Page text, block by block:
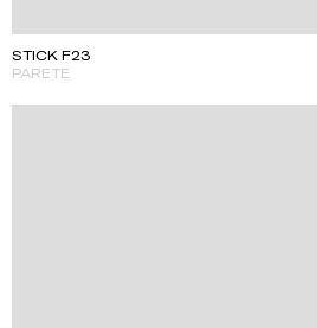
STICK F23
PARETE